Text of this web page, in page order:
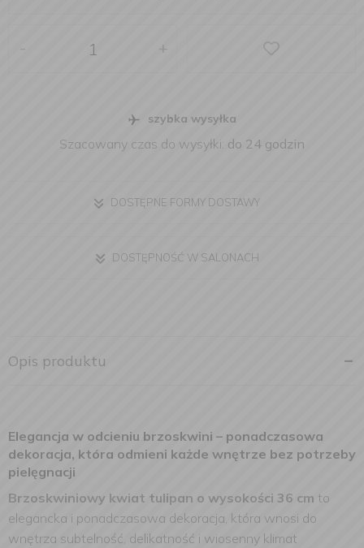
+
szybka wysyłka
Szacowany czas do wysyłki: do 24 godzin
DOSTĘPNE FORMY DOSTAWY
DOSTĘPNOŚĆ W SALONACH
Opis produktu
Elegancja w odcieniu brzoskwini – ponadczasowa
dekoracja, która odmieni każde wnętrze bez potrzeby
pielęgnacji
Brzoskwiniowy kwiat tulipan o wysokości 36 cm to
elegancka i ponadczasowa dekoracja, która wnosi do
wnętrza subtelność, delikatność i wiosenny klimat